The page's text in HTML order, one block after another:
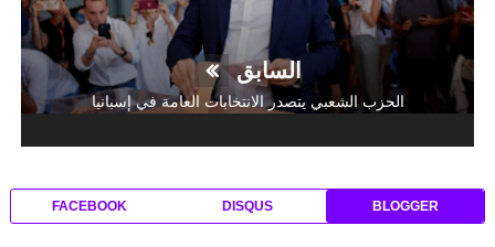
السابق
الحزب الشعبي يتصدر الانتخابات العامة في إسبانيا
BLOGGER
DISQUS
FACEBOOK